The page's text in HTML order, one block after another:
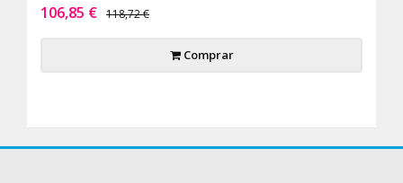
106,85 € 118,72 €
Comprar